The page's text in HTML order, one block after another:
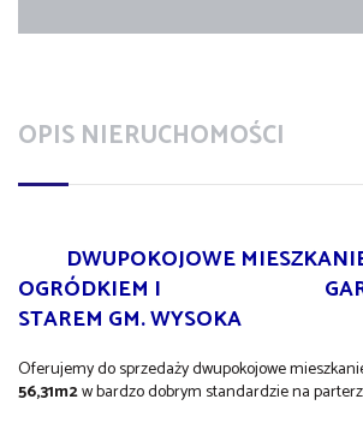
OPIS NIERUCHOMOŚCI
DWUPOKOJOWE
OGRÓDKIEM I
STAREM GM. WYSOKA
Oferujemy do sprzedaży dwupokojowe
56,31m2w bardzo dobrym standardzie na